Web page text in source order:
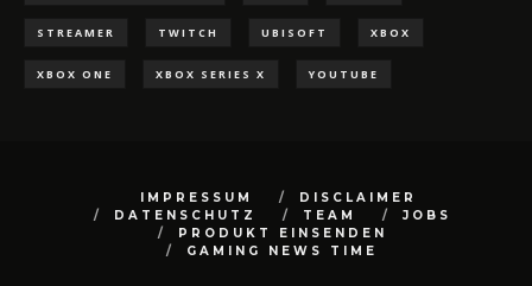
STREAMER TWITCH UBISOFT XBOX
XBOX ONE XBOX SERIES X YOUTUBE
IMPRESSUM
DISCLAIMER
DATENSCHUTZ
TEAM
JOBS
PRODUKT EINSENDEN
GAMING NEWS TIME